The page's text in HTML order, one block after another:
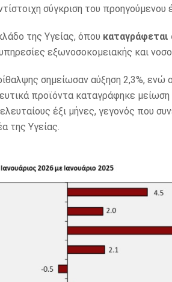
σύγκριση του προηγούμενου
της Υγείας, όπου καταγράφεται
εξωνοσοκομειακής και
σημείωσαν αύξηση 2,3%, ενώ
προϊόντα καταγράφηκε μείωση
έξι μήνες, γεγονός που
της Υγείας.